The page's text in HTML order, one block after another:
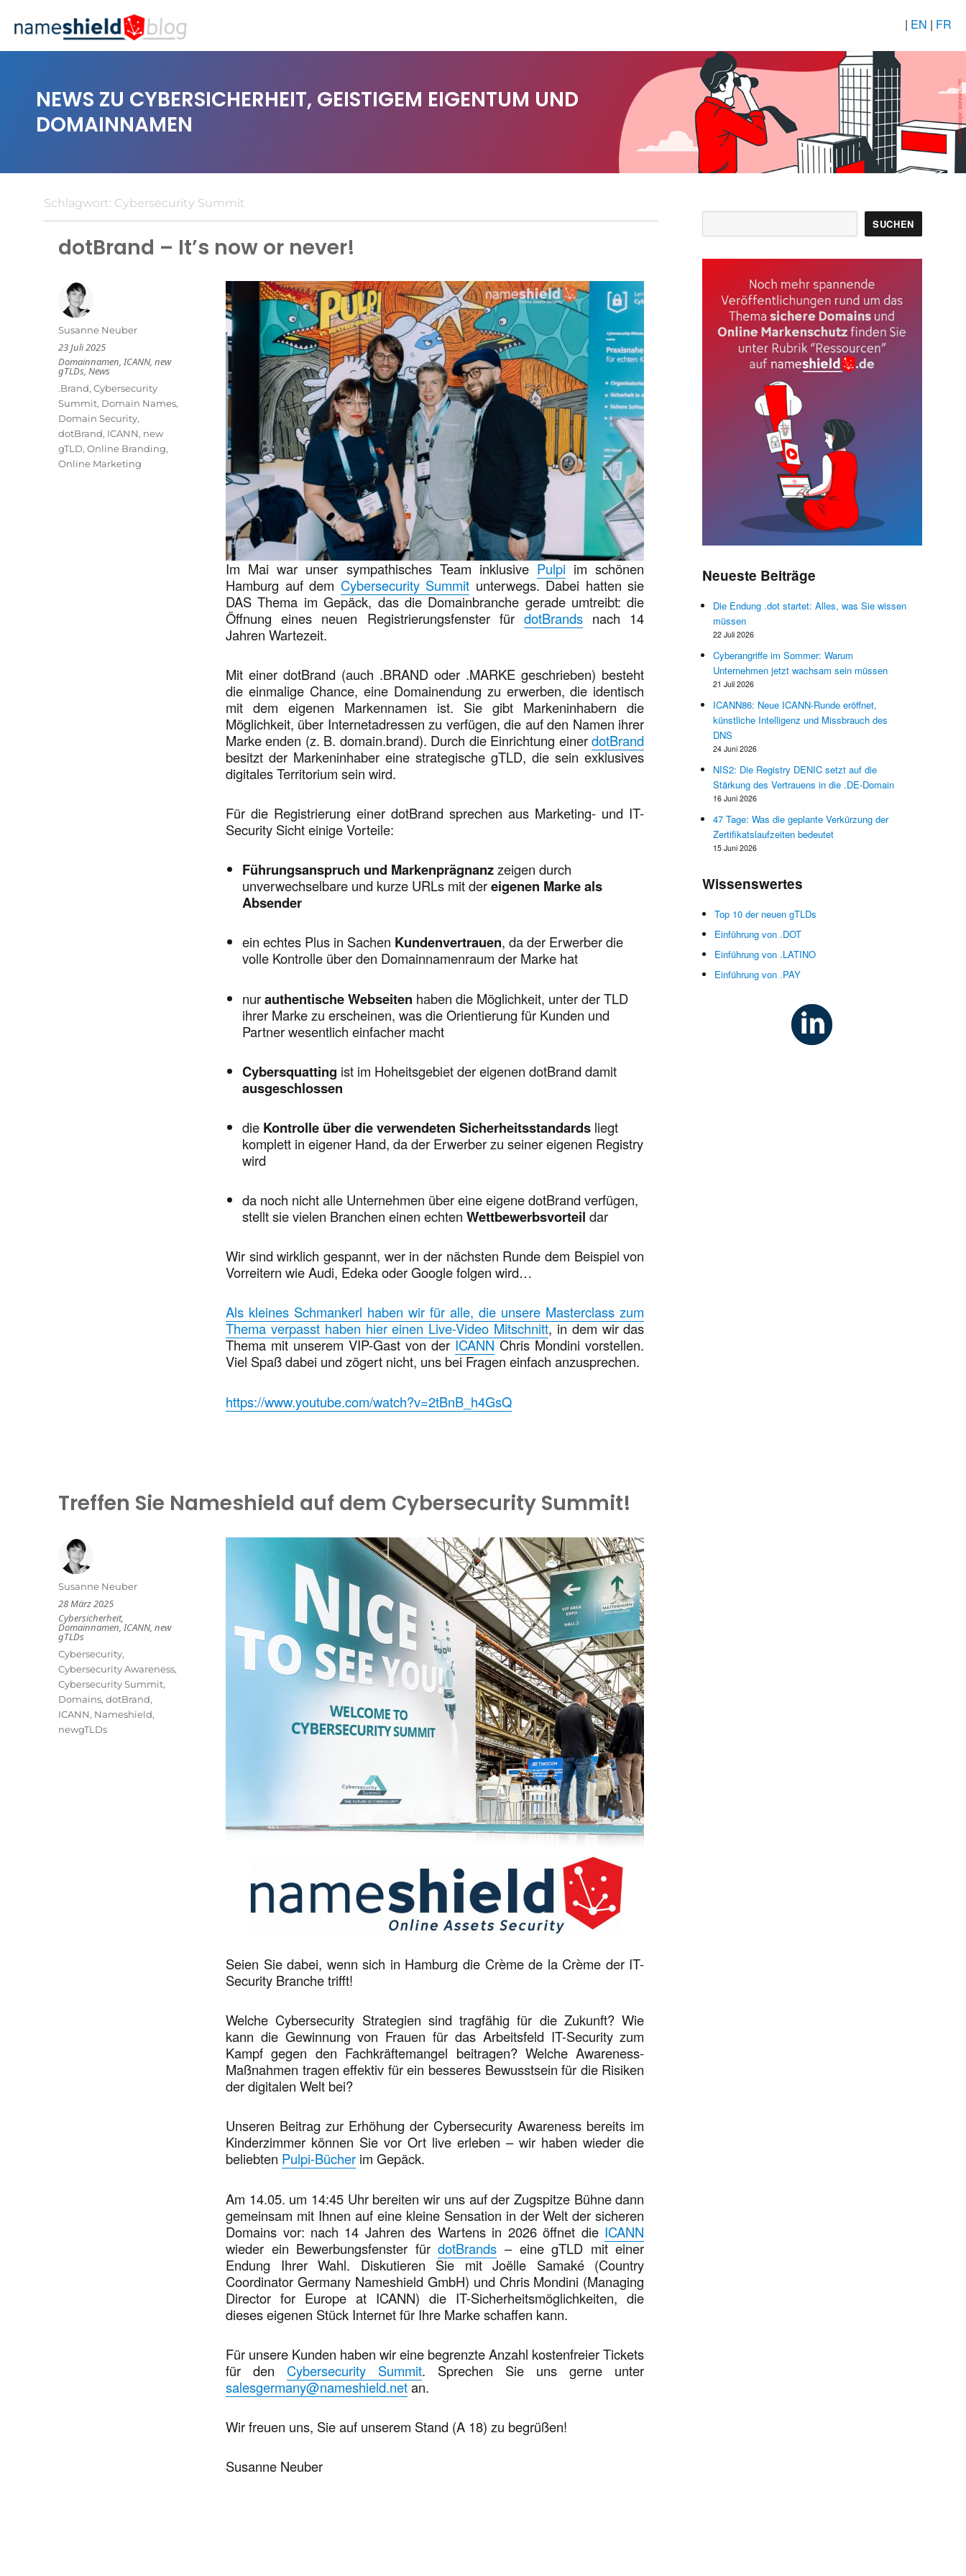
| EN | FR
NEWS ZU CYBERSICHERHEIT, GEISTIGEM EIGENTUM UND
DOMAINNAMEN
Schlagwort: Cybersecurity Summit
dotBrand – It’s now or never!
Im Mai war unser sympathisches Team inklusive Pulpi im schönen
Hamburg auf dem Cybersecurity Summit unterwegs. Dabei hatten sie
DAS Thema im Gepäck, das die Domainbranche gerade umtreibt: die
Öffnung eines neuen Registrierungsfenster für dotBrandsnach 14
Jahren Wartezeit.
Mit einer dotBrand (auch .BRAND oder .MARKE geschrieben) besteht
die einmalige Chance, eine Domainendung zu erwerben, die identisch
mit dem eigenen Markennamen ist. Sie gibt Markeninhabern die
Möglichkeit, über Internetadressen zu verfügen, die auf den Namen ihrer
Marke enden (z. B. domain.brand). Durch die Einrichtung einerdotBrand
besitzt der Markeninhaber eine strategische gTLD, die sein exklusives
digitales Territorium sein wird.
Für die Registrierung einer dotBrand sprechen aus Marketing- und IT-
Security Sicht einige Vorteile:
Führungsanspruch und Markenprägnanzzeigen durch
unverwechselbare und kurze URLs mit dereigenen Marke als
Absender
ein echtes Plus in Sachen Kundenvertrauen, da der Erwerber die
volle Kontrolle über den Domainnamenraum der Marke hat
nurauthentische Webseiten haben die Möglichkeit, unter der TLD
ihrer Marke zu erscheinen, was die Orientierung für Kunden und
Partner wesentlich einfacher macht
Cybersquatting ist im Hoheitsgebiet der eigenen dotBrand damit
ausgeschlossen
die Kontrolle über die verwendeten Sicherheitsstandards liegt
komplett in eigener Hand, da der Erwerber zu seiner eigenen Registry
wird
da noch nicht alle Unternehmen über eine eigene dotBrand verfügen,
stellt sie vielen Branchen einen echtenWettbewerbsvorteil dar
Wir sind wirklich gespannt, wer in der nächsten Runde dem Beispiel von
Vorreitern wie Audi, Edeka oder Google folgen wird…
Als kleines Schmankerl haben wir für alle, die unsere Masterclass zum
Thema verpasst haben hier einen Live-Video Mitschnitt, in dem wir das
Thema mit unserem VIP-Gast von der ICANN Chris Mondini vorstellen.
Viel Spaß dabei und zögert nicht, uns bei Fragen einfach anzusprechen.
https://www.youtube.com/watch?v=2tBnB_h4GsQ
Autor
Susanne Neuber
Veröffentlicht
am
23 Juli 2025
Kategorien
Domainnamen,ICANN,new
gTLDs,News
Schlagwörter
.Brand,Cybersecurity
Summit, Domain Names,
Domain Security,
dotBrand, ICANN, new
gTLD,Online Branding,
Online Marketing
Treffen Sie Nameshield auf dem Cybersecurity Summit!
Seien Sie dabei, wenn sich in Hamburg die Crème de la Crème der IT-
Security Branche trifft!
Welche Cybersecurity Strategien sind tragfähig für die Zukunft? Wie
kann die Gewinnung von Frauen für das Arbeitsfeld IT-Security zum
Kampf gegen den Fachkräftemangel beitragen? Welche Awareness-
Maßnahmen tragen effektiv für ein besseres Bewusstsein für die Risiken
der digitalen Welt bei?
Unseren Beitrag zur Erhöhung der Cybersecurity Awareness bereits im
Kinderzimmer können Sie vor Ort live erleben – wir haben wieder die
beliebten Pulpi-Bücher im Gepäck.
Am 14.05. um 14:45 Uhr bereiten wir uns auf der Zugspitze Bühne dann
gemeinsam mit Ihnen auf eine kleine Sensation in der Welt der sicheren
Domains vor: nach 14 Jahren des Wartens in 2026 öffnet die ICANN
wieder ein Bewerbungsfenster fürdotBrands – eine gTLD mit einer
Endung Ihrer Wahl. Diskutieren Sie mit Joëlle Samaké (Country
Coordinator Germany Nameshield GmbH) und Chris Mondini (Managing
Director for Europe at ICANN) die IT-Sicherheitsmöglichkeiten, die
dieses eigenen Stück Internet für Ihre Marke schaffen kann.
Für unsere Kunden haben wir eine begrenzte Anzahl kostenfreier Tickets
für den Cybersecurity Summit. Sprechen Sie uns gerne unter
salesgermany@nameshield.netan.
Wir freuen uns, Sie auf unserem Stand (A 18) zu begrüßen!
Susanne Neuber
Autor
Susanne Neuber
Veröffentlicht
am
28 März 2025
Kategorien
Cybersicherheit,
Domainnamen,ICANN,new
gTLDs
Schlagwörter
Cybersecurity,
Cybersecurity Awareness,
Cybersecurity Summit,
Domains,dotBrand,
ICANN, Nameshield,
newgTLDs
SUCHEN
Neueste Beiträge
Die Endung .dot startet: Alles, was Sie wissen
müssen
22 Juli 2026
Cyberangriffe im Sommer: Warum
Unternehmen jetzt wachsam sein müssen
21 Juli 2026
ICANN86: Neue ICANN-Runde eröffnet,
künstliche Intelligenz und Missbrauch des
DNS
24 Juni 2026
NIS2: Die Registry DENIC setzt auf die
Stärkung des Vertrauens in die .DE-Domain
16 Juni 2026
47 Tage: Was die geplante Verkürzung der
Zertifikatslaufzeiten bedeutet
15 Juni 2026
Wissenswertes
Top 10 der neuen gTLDs
Einführung von .DOT
Einführung von .LATINO
Einführung von .PAY